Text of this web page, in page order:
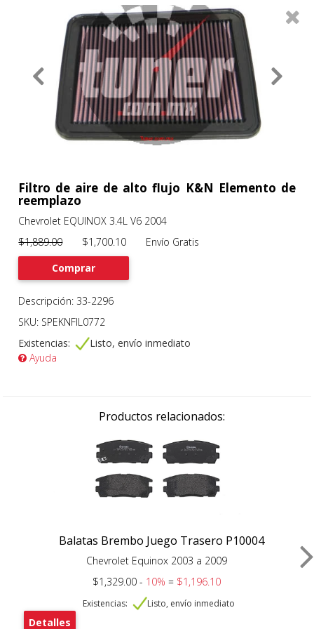
About
Services
Clients
Productos Filtros 0
Previous
Filtro de aire de alto flujo K&N Elemento de
reemplazo
Chevrolet EQUINOX 3.4L V6 2004
$1,889.00$1,700.10 Envío Gratis
Comprar
Descripción: 33-2296
SKU: SPEKNFIL0772
Existencias:
Listo, envío inmediato
Ayuda
Productos relacionados:
Balatas Brembo Juego Trasero P10004
Chevrolet Equinox 2003 a 2009
$1,329.00 - 10%= $1,196.10
Existencias: Listo, envío inmediato
Detalles